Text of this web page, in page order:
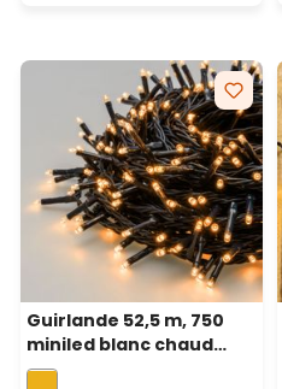
Guirlande 52,5 m, 750
miniled blanc chaud
traditionnel, câble vert